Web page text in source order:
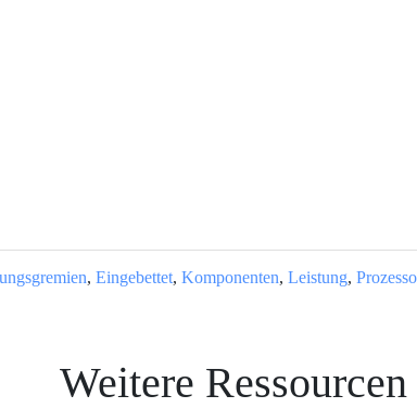
, Eingebettet, Komponenten, Leistung,
Weitere